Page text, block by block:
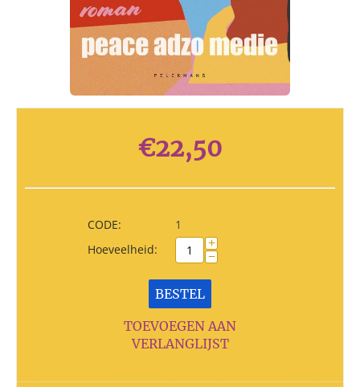
€22,50
CODE:
1
Hoeveelheid:
+
−
BESTEL
TOEVOEGEN AAN
VERLANGLIJST